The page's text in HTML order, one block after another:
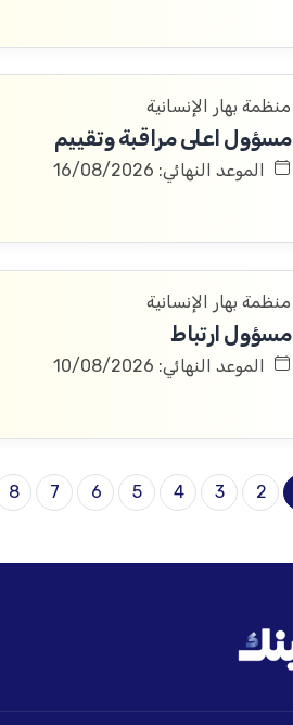
منظمة بهار الإنسانية
مسؤول اعلى مراقبة وتقييم
الموعد النهائي: 16/08/2026
منظمة بهار الإنسانية
مسؤول ارتباط
الموعد النهائي: 10/08/2026
2
3
4
5
6
7
8